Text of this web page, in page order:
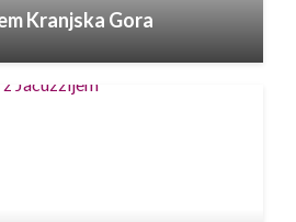
Kranjska Gora